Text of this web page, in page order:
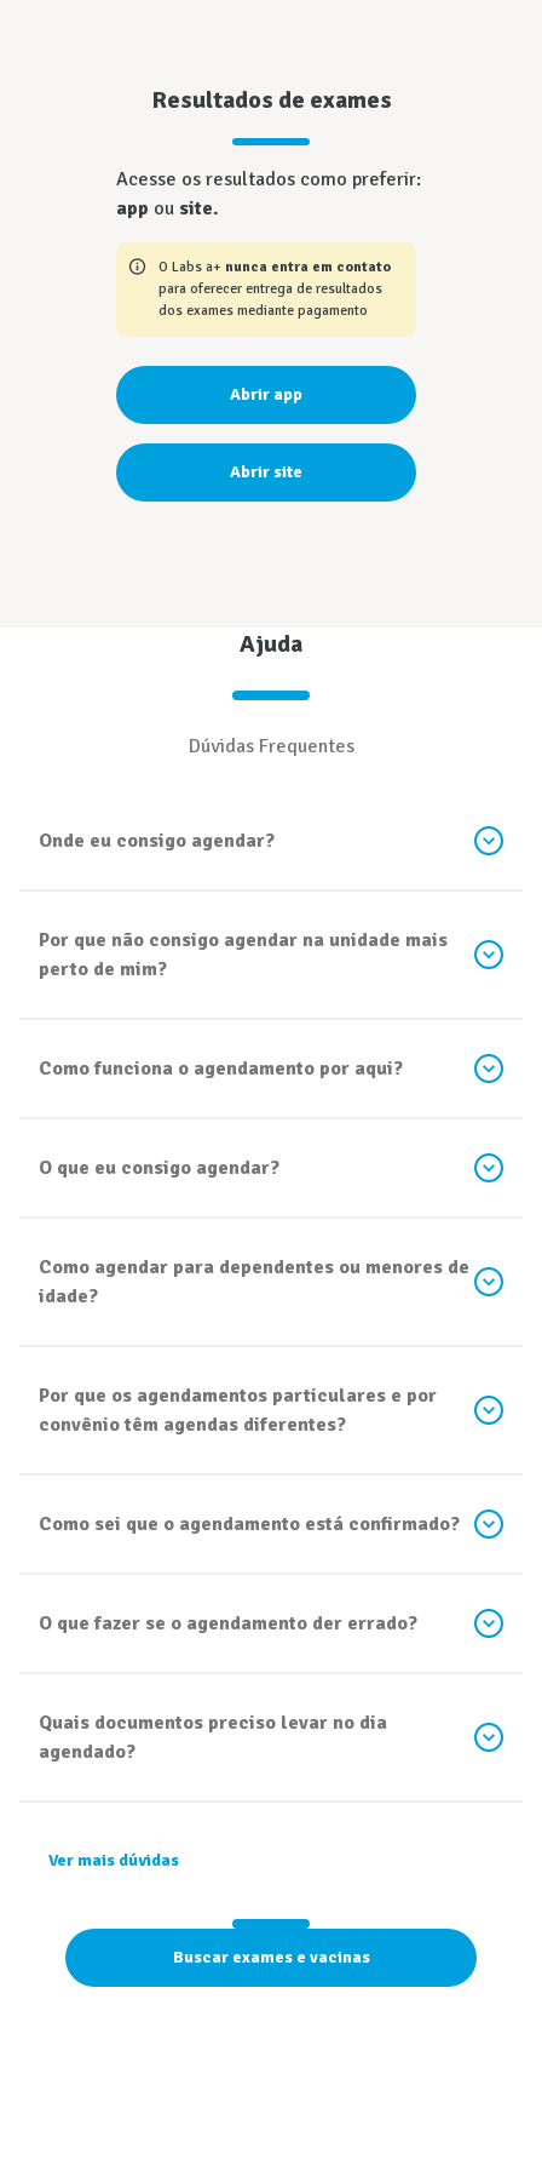
Resultados de exames
Acesse os resultados como preferir:
app ou site.
O Labs a+ nunca entra em contato
para oferecer entrega de resultados
dos exames mediante pagamento
Abrir app
Abrir site
Ajuda
Dúvidas Frequentes
Onde eu consigo agendar?
Por que não consigo agendar na unidade mais
perto de mim?
Como funciona o agendamento por aqui?
O que eu consigo agendar?
Como agendar para dependentes ou menores de
idade?
Por que os agendamentos particulares e por
convênio têm agendas diferentes?
Como sei que o agendamento está confirmado?
O que fazer se o agendamento der errado?
Quais documentos preciso levar no dia
agendado?
Ver mais dúvidas
Buscar exames e vacinas